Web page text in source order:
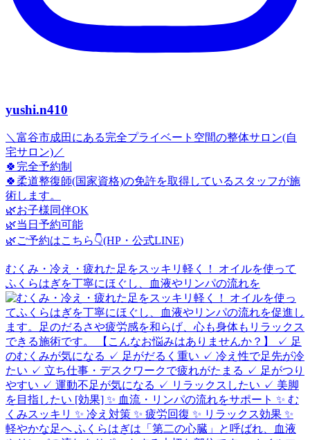
yushi.n410
＼富谷市成田にある完全プライベート空間の整体サロン(自
宅サロン)／
🍀完全予約制
🍀柔道整復師(国家資格)の免許を取得しているスタッフが施
術します。
🌿お子様同伴OK
🌿当日予約可能
🌿ご予約はこちら👇(HP・公式LINE)
むくみ・冷え・疲れた足をスッキリ軽く！ オイルを使って
ふくらはぎを丁寧にほぐし、血液やリンパの流れを